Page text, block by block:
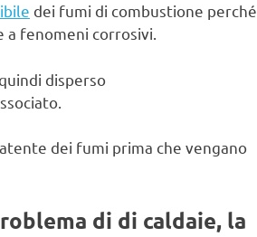
dei fumi di combustione perché
a fenomeni corrosivi.
disperso
dei fumi prima che vengano
di di caldaie, la